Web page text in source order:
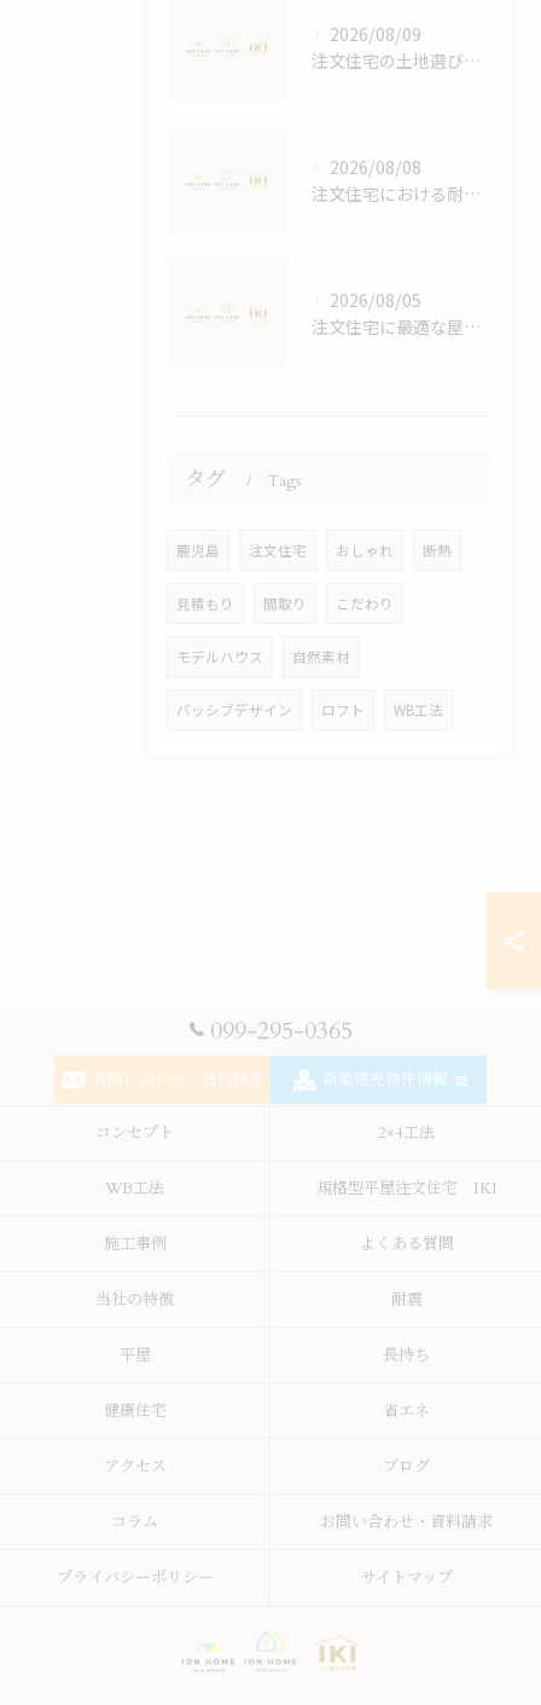
2026/08/09
注文住宅の土地選びで後悔しないためのポイントと効率的な進め方
2026/08/08
注文住宅における耐震等級の詳しい解説
2026/08/05
注文住宅に最適な屋根デザイン術
タグ Tags
鹿児島 注文住宅 おしゃれ 断熱
見積もり 間取り こだわり
モデルハウス 自然素材
パッシブデザイン ロフト WB工法
099-295-0365
お問い合わせ・資料請求 新築建売物件情報
コンセプト 2×4工法
WB工法 規格型平屋注文住宅 IKI
施工事例 よくある質問
当社の特徴 耐震
平屋 長持ち
健康住宅 省エネ
アクセス ブログ
コラム お問い合わせ・資料請求
プライバシーポリシー サイトマップ